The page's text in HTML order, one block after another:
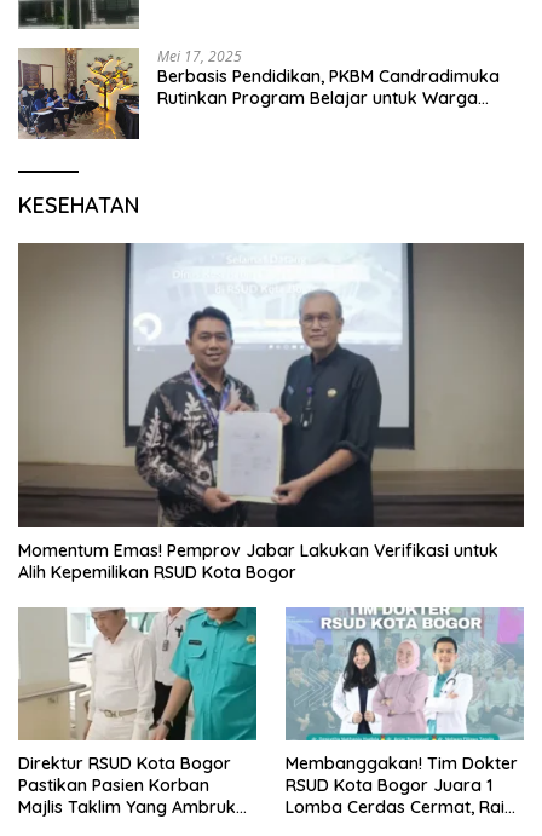
Mei 17, 2025
Berbasis Pendidikan, PKBM Candradimuka
Rutinkan Program Belajar untuk Warga
KESEHATAN
Momentum Emas! Pemprov Jabar Lakukan Verifikasi untuk
Alih Kepemilikan RSUD Kota Bogor
Direktur RSUD Kota Bogor
Pastikan Pasien Korban
Majlis Taklim Yang Ambruk
Membanggakan! Tim Dokter
RSUD Kota Bogor Juara 1
Lomba Cerdas Cermat, Raih